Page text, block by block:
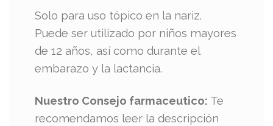
Solo para uso tópico en la nariz.
Puede ser utilizado por niños mayores
de 12 años, así como durante el
embarazo y la lactancia.
Nuestro Consejo farmaceutico: Te
recomendamos leer la descripción